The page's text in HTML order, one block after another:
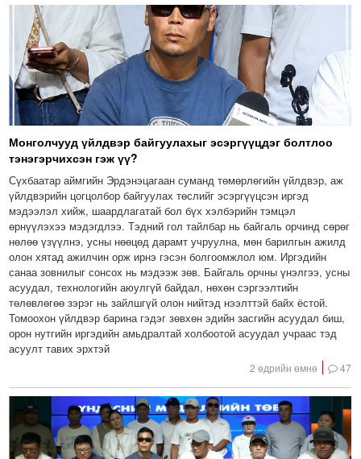
Монголчууд үйлдвэр байгуулахыг эсэргүүцдэг болтлоо
тэнэгэрчихсэн гэж үү?
Сүхбаатар аймгийн Эрдэнэцагаан суманд төмөрлөгийн үйлдвэр, аж
үйлдвэрийн цогцолбор байгуулах төслийг эсэргүүцсэн иргэд
мэдээлэл хийж, шаардлагатай бол бүх хэлбэрийн тэмцэл
өрнүүлэхээ мэдэгдлээ. Тэдний гол тайлбар нь байгаль орчинд сөрөг
нөлөө үзүүлнэ, усны нөөцөд дарамт учруулна, мөн барилгын ажилд
олон хятад ажилчин орж ирнэ гэсэн болгоомжлол юм. Иргэдийн
санаа зовнилыг сонсох нь мэдээж зөв. Байгаль орчны үнэлгээ, усны
асуудал, технологийн аюулгүй байдал, нөхөн сэргээлтийн
төлөвлөгөө зэрэг нь зайлшгүй олон нийтэд нээлттэй байх ёстой.
Томоохон үйлдвэр барина гэдэг зөвхөн эдийн засгийн асуудал биш,
орон нутгийн иргэдийн амьдралтай холбоотой асуудал учраас тэд
асуулт тавих эрхтэй
2 өдрийн өмнө 47